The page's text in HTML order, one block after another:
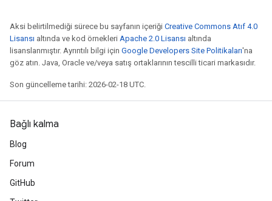
Aksi belirtilmediği sürece bu sayfanın içeriği Creative Commons Atıf 4.0
Lisansı altında ve kod örnekleri Apache 2.0 Lisansı altında
lisanslanmıştır. Ayrıntılı bilgi için Google Developers Site Politikaları'na
göz atın. Java, Oracle ve/veya satış ortaklarının tescilli ticari markasıdır.
Son güncelleme tarihi: 2026-02-18 UTC.
Bağlı kalma
Blog
Forum
GitHub